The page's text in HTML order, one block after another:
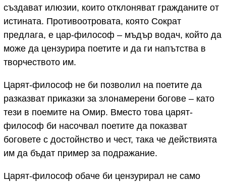
създават илюзии, които отклоняват гражданите от
истината. Противоотровата, която Сократ
предлага, е цар-философ – мъдър водач, който да
може да цензурира поетите и да ги напътства в
творчеството им.
Царят-философ не би позволил на поетите да
разказват приказки за злонамерени богове – като
тези в поемите на Омир. Вместо това царят-
философ би насочвал поетите да показват
боговете с достойнство и чест, така че действията
им да бъдат пример за подражание.
Царят-философ обаче би цензурирал не само